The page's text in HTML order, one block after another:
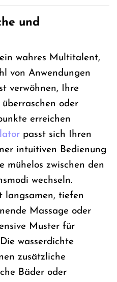
und
wahres Multitalent,
von Anwendungen
verwöhnen, Ihre
oder
erreichen
passt sich Ihren
intuitiven Bedienung
mühelos zwischen den
wechseln.
langsamen, tiefen
Massage oder
Muster für
wasserdichte
zusätzliche
Bäder oder